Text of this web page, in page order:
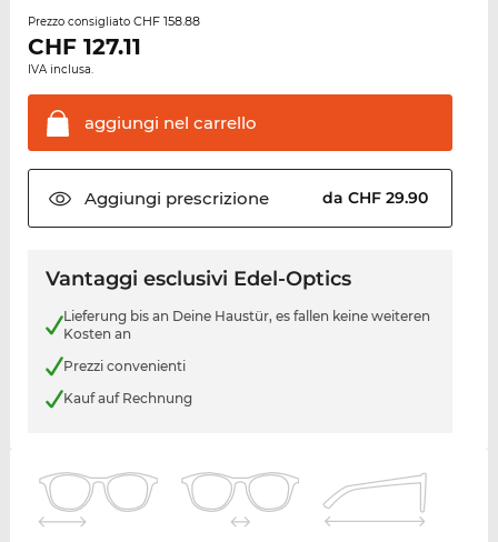
Prezzo consigliato CHF 158.88
CHF 127.11
IVA inclusa.
aggiungi nel carrello
Aggiungi prescrizione da CHF 29.90
Vantaggi esclusivi Edel-Optics
Lieferung bis an Deine Haustür, es fallen keine weiteren
Kosten an
Prezzi convenienti
Kauf auf Rechnung